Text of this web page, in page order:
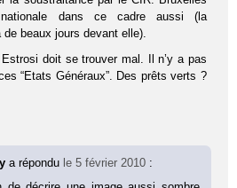
dans ce cadre aussi (la
beaux jours devant elle).
Estrosi doit se trouver mal. Il n’y a pas
“Etats Généraux”. Des prêts verts ?
a répondu le 5 février 2010 :